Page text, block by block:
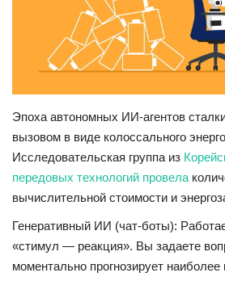
НОВОСТИ КОЛЛЕДЖ TV
КОЛЛЕДЖ ДЕНЬ ЗА ДНЕМ
ГОСТЬ В СТУДИИ
Фотогалерея
ГОРОДСКИЕ НОВОСТИ
РОССИЙСКИЕ КАНАЛЫ
ПРОФЕССИОНАЛИТЕТ
Эпоха автономных ИИ-агентов
вызовом в виде колоссального
Исследовательская группа из
передовых технологий провела
вычислительной стоимости и
Генеративный ИИ (чат-боты):
«стимул — реакция». Вы задаете
моментально прогнозирует